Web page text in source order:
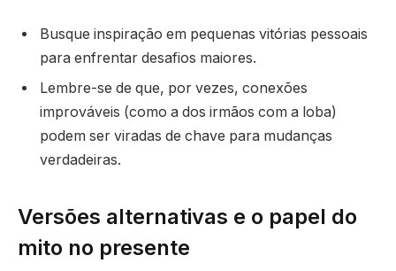
Busque inspiração em pequenas vitórias pessoais
para enfrentar desafios maiores.
Lembre-se de que, por vezes, conexões
improváveis (como a dos irmãos com a loba)
podem ser viradas de chave para mudanças
verdadeiras.
Versões alternativas e o papel do
mito no presente